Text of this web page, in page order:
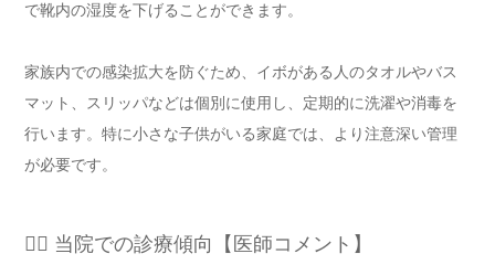
で靴内の湿度を下げることができます。
家族内での感染拡大を防ぐため、イボがある人のタオルやバス
マット、スリッパなどは個別に使用し、定期的に洗濯や消毒を
行います。特に小さな子供がいる家庭では、より注意深い管理
が必要です。
👨‍⚕️ 当院での診療傾向【医師コメント】